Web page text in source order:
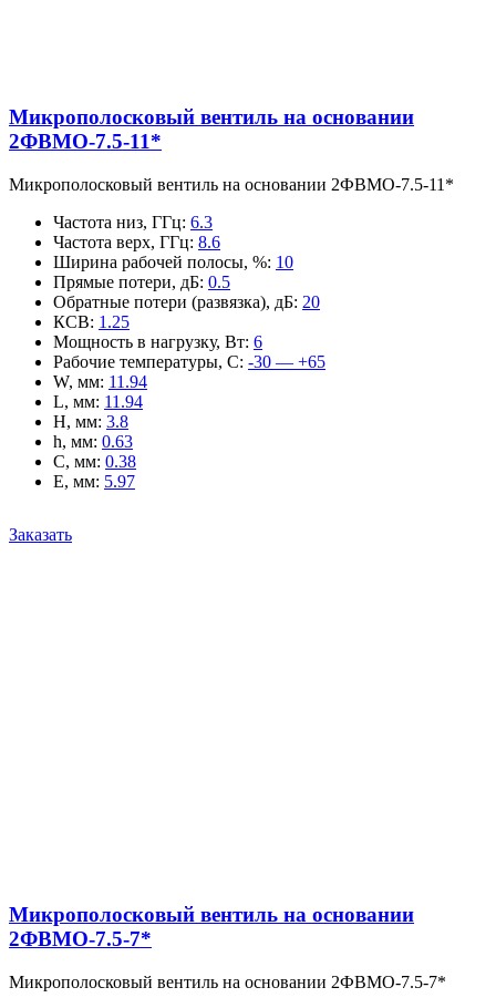
Микрополосковый вентиль на основании
2ФВМO-7.5-11*
Микрополосковый вентиль на основании 2ФВМO-7.5-11*
Частота низ, ГГц: 6.3
Частота верх, ГГц: 8.6
Ширина рабочей полосы, %: 10
Прямые потери, дБ: 0.5
Обратные потери (развязка), дБ: 20
КСВ: 1.25
Мощность в нагрузку, Вт: 6
Рабочие температуры, С: -30 — +65
W, мм: 11.94
L, мм: 11.94
H, мм: 3.8
h, мм: 0.63
C, мм: 0.38
E, мм: 5.97
Заказать
Микрополосковый вентиль на основании
2ФВМO-7.5-7*
Микрополосковый вентиль на основании 2ФВМO-7.5-7*